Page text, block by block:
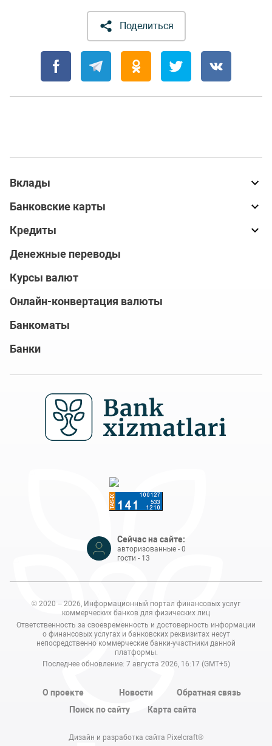
Поделиться
Вклады
Банковские карты
Кредиты
Денежные переводы
Курсы валют
Онлайн-конвертация валюты
Банкоматы
Банки
Сейчас на сайте:
авторизованные - 0
гости - 13
© 2020 – 2026, Информационный портал финансовых услуг
коммерческих банков для физических лиц
Ответственность за своевременность и достоверность информации
о финансовых услугах и банковских реквизитах несут
непосредственно коммерческие банки-участники данной
платформы.
Последнее обновление: 7 августа 2026, 16:17 (GMT+5)
О проекте Новости
Обратная связь
Поиск по сайту
Карта сайта
Дизайн и разработка сайта Pixelcraft®